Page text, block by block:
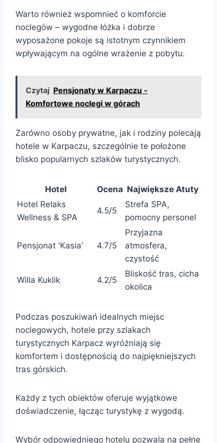
Warto również wspomnieć o komforcie
noclegów – wygodne łóżka i dobrze
wyposażone pokoje są istotnym czynnikiem
wpływającym na ogólne wrażenie z pobytu.
Czytaj Pensjonaty w Karpaczu -
Komfortowe noclegi w górach
Zarówno osoby prywatne, jak i rodziny polecają
hotele w Karpaczu, szczególnie te położone
blisko popularnych szlaków turystycznych.
Hotel Ocena Największe Atuty
Hotel Relaks
Wellness & SPA
4.5/5
Strefa SPA,
pomocny personel
Pensjonat 'Kasia’ 4.7/5
Przyjazna
atmosfera,
czystość
Willa Kuklik 4.2/5
Bliskość tras, cicha
okolica
Podczas poszukiwań idealnych miejsc
noclegowych, hotele przy szlakach
turystycznych Karpacz wyróżniają się
komfortem i dostępnością do najpiękniejszych
tras górskich.
Każdy z tych obiektów oferuje wyjątkowe
doświadczenie, łącząc turystykę z wygodą.
Wybór odpowiedniego hotelu pozwala na pełne